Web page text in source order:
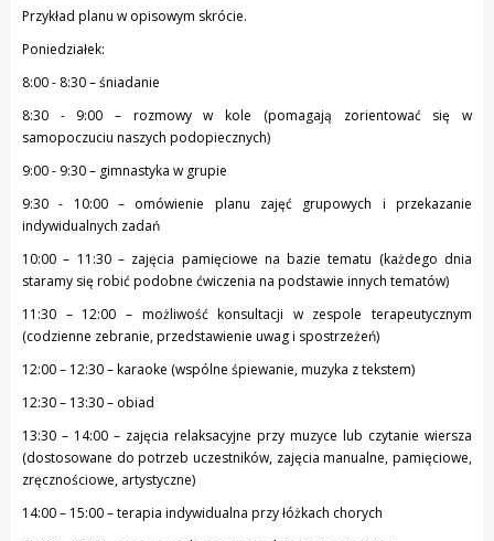
Przykład planu w opisowym skrócie.
Poniedziałek:
8:00 - 8:30 – śniadanie
8:30 - 9:00 – rozmowy w kole (pomagają zorientować się w
samopoczuciu naszych podopiecznych)
9:00 - 9:30 – gimnastyka w grupie
9:30 - 10:00 – omówienie planu zajęć grupowych i przekazanie
indywidualnych zadań
10:00 – 11:30 – zajęcia pamięciowe na bazie tematu (każdego dnia
staramy się robić podobne ćwiczenia na podstawie innych tematów)
11:30 – 12:00 – możliwość konsultacji w zespole terapeutycznym
(codzienne zebranie, przedstawienie uwag i spostrzeżeń)
12:00 – 12:30 – karaoke (wspólne śpiewanie, muzyka z tekstem)
12:30 – 13:30 – obiad
13:30 – 14:00 – zajęcia relaksacyjne przy muzyce lub czytanie wiersza
(dostosowane do potrzeb uczestników, zajęcia manualne, pamięciowe,
zręcznościowe, artystyczne)
14:00 – 15:00 – terapia indywidualna przy łóżkach chorych